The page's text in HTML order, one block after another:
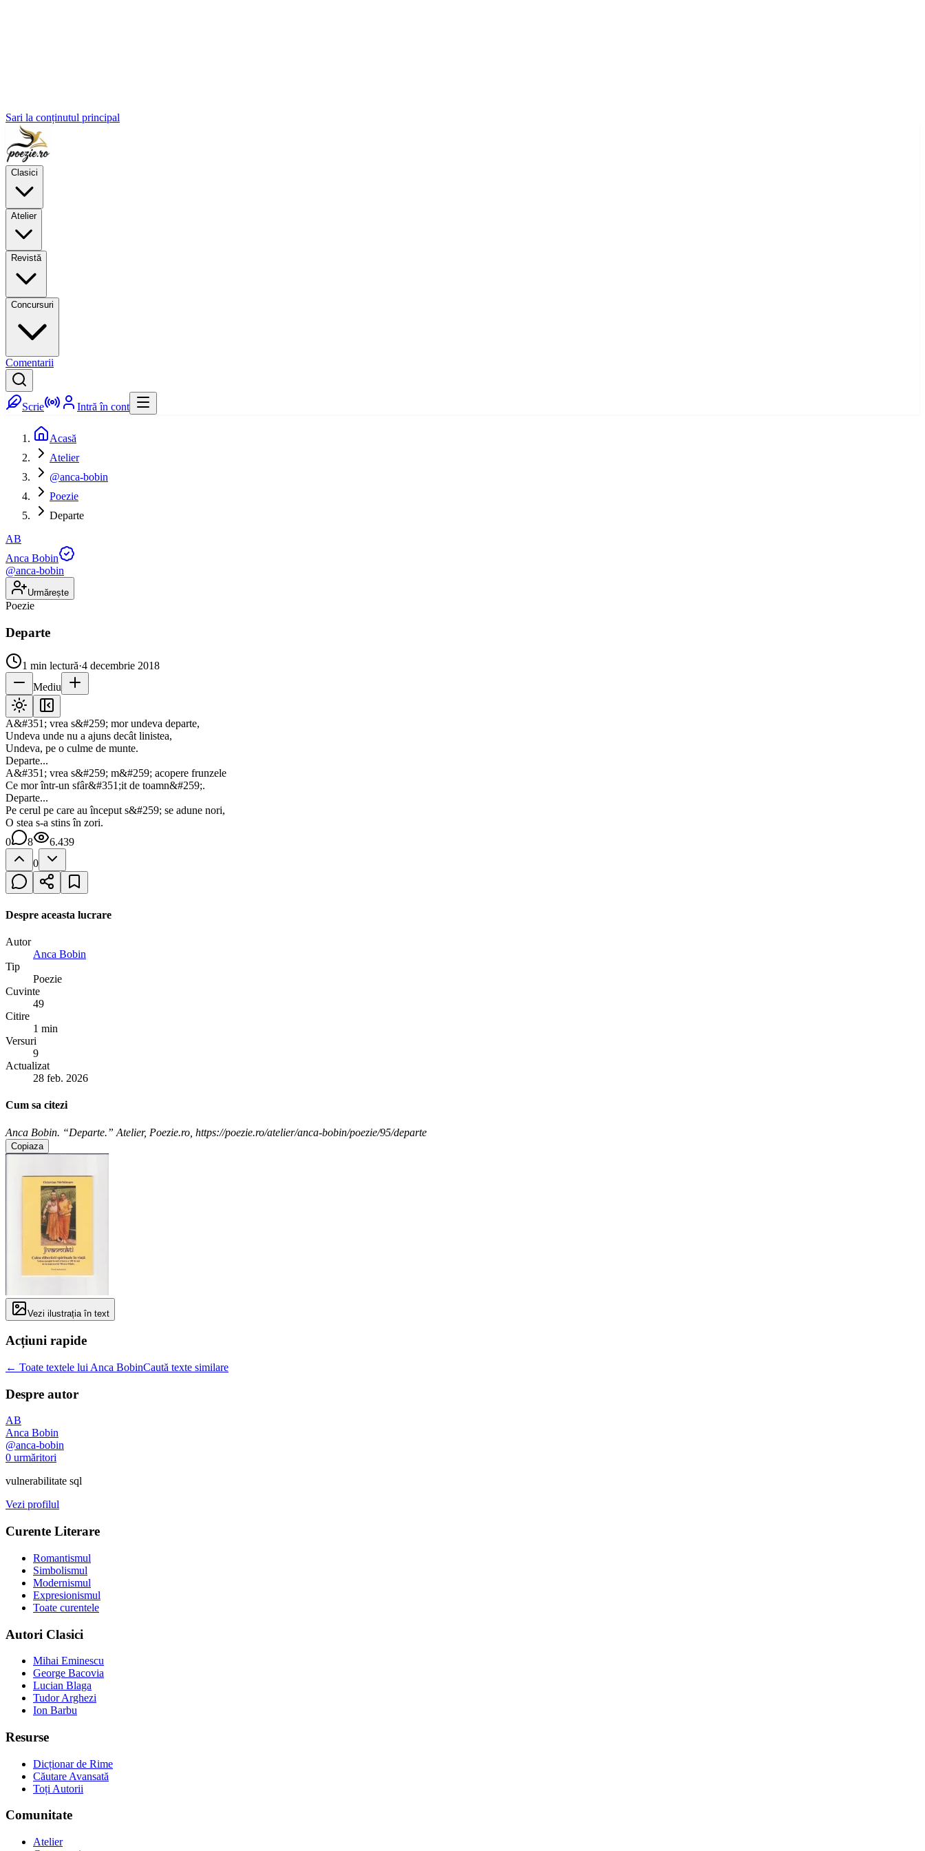
Sari la conținutul principal
Clasici
Atelier
Revistă
Concursuri
Comentarii
Scrie Intră în cont
Acasă
Atelier
@anca-bobin
Poezie
Departe
AB
Anca Bobin
@anca-bobin
Urmărește
Poezie
Departe
1 min lectură·4 decembrie 2018
Mediu
A&#351; vrea s&#259; mor undeva departe,
Undeva unde nu a ajuns decât linistea,
Undeva, pe o culme de munte.
Departe...
A&#351; vrea s&#259; m&#259; acopere frunzele
Ce mor într-un sfâr&#351;it de toamn&#259;.
Departe...
Pe cerul pe care au început s&#259; se adune nori,
O stea s-a stins în zori.
0
8
6.439
0
Despre aceasta lucrare
Autor
Anca Bobin
Tip
Poezie
Cuvinte
49
Citire
1 min
Versuri
9
Actualizat
28 feb. 2026
Cum sa citezi
Anca Bobin. “Departe.” Atelier, Poezie.ro, https://poezie.ro/atelier/anca-bobin/poezie/95/departe
Copiaza
Vezi ilustrația în text
Acțiuni rapide
← Toate textele lui Anca BobinCaută texte similare
Despre autor
AB
Anca Bobin
@anca-bobin
0 urmăritori
vulnerabilitate sql
Vezi profilul
Curente Literare
Romantismul
Simbolismul
Modernismul
Expresionismul
Toate curentele
Autori Clasici
Mihai Eminescu
George Bacovia
Lucian Blaga
Tudor Arghezi
Ion Barbu
Resurse
Dicționar de Rime
Căutare Avansată
Toți Autorii
Comunitate
Atelier